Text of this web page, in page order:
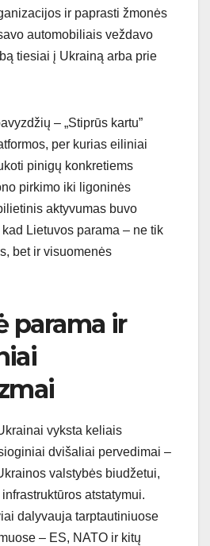
ir paprasti žmonės
automobiliais veždavo
tiesiai į Ukrainą arba prie
– „Stiprūs kartu”
per kurias eiliniai
pinigų konkretiems
pirkimo iki ligoninės
aktyvumas buvo
Lietuvos parama – ne tik
bet ir visuomenės
parama ir
vyksta keliais
dvišaliai pervedimai –
valstybės biudžetui,
atstatymui.
dalyvauja tarptautiniuose
– ES, NATO ir kitų